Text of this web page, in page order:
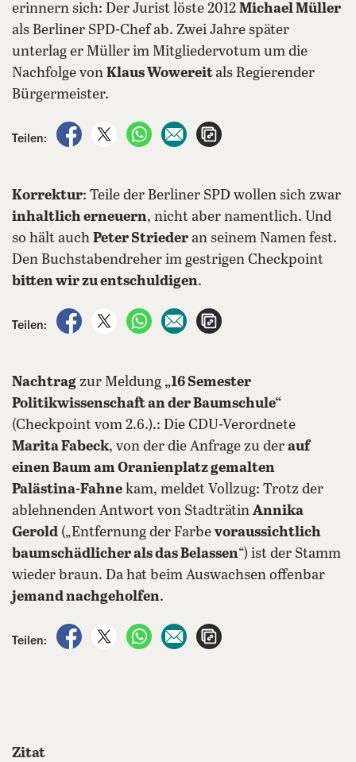
erinnern sich: Der Jurist löste 2012 Michael Müller
als Berliner SPD-Chef ab. Zwei Jahre später
unterlag er Müller im Mitgliedervotum um die
Nachfolge von Klaus Wowereitals Regierender
Bürgermeister.
Teilen:
auf Facebook teilen
auf X teilenper WhatsApp teilen
per E-Mail teilen
Korrektur: Teile der Berliner SPD wollen sich zwar
inhaltlich erneuern, nicht aber namentlich. Und
so hält auch Peter Strieder an seinem Namen fest.
Den Buchstabendreher im gestrigen Checkpoint
bitten wir zu entschuldigen.
Teilen:
auf Facebook teilen
auf X teilenper WhatsApp teilen
per E-Mail teilen
Nachtrag zur Meldung „16 Semester
Politikwissenschaft an der Baumschule“
(Checkpoint vom 2.6.).: Die CDU-Verordnete
Marita Fabeck, von der die Anfrage zu der auf
einen Baum am Oranienplatz gemalten
Palästina-Fahne kam, meldet Vollzug: Trotz der
ablehnenden Antwort von Stadträtin Annika
Gerold („Entfernung der Farbe voraussichtlich
baumschädlicher als das Belassen“) ist der Stamm
wieder braun. Da hat beim Auswachsen offenbar
jemand nachgeholfen.
Teilen:
auf Facebook teilen
auf X teilenper WhatsApp teilen
per E-Mail teilen
Zitat